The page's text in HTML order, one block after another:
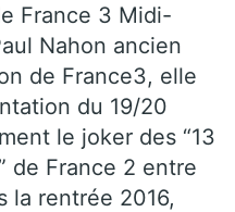
France 3 Midi-
Nahon ancien
de France3, elle
du 19/20
le joker des “13
de France 2 entre
la rentrée 2016,